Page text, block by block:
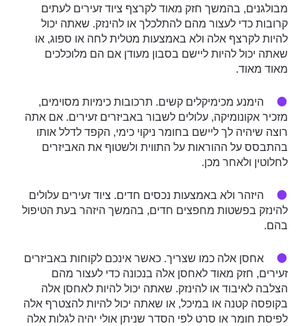
מבולגנים, בהמשך חזק מאוד לקרצף ציוד זעירים לעתים
קרובות כדי לעצור מהם להתלכלך או להינזק. שאתה יכול
להיות לקרצף אלה ולא באמצעות מטלית לחה או ספוג, או
שאתה יכול להיות ליישם בסבון מעודן אם הם מלוכלכים
מאוד מאוד.
הימנע מכימיקלים קשים. תרכובות כימיות מסוימים,
מזכיר אקונומיקה, עלולים לשבור באביזרים זעירים. אם אתה
רוצה שיהיה לך ליישם בחומר ניקוי כימי, הקפד לדלל אותו
בהתבסס על ההוראות על התווית ולשטוף את האביזרים
לחלוטין ולאחר מכן.
היזהר ולא באמצעות נכסים חדים. ציוד זעירים עלולים
להינזק בפשטות מחפצים חדים, בהמשך היזהר בעת הטיפול
בהם.
אחסן אלה כמו שצריך. כאשר אינכם לקוחות באביזרים
זעירים, חזק מאוד לאחסן אלה בנכונה כדי לעצור מהם
הצלבה לאיבוד או להינזק. שאתה יכול להיות לאחסן אלה
בקופסה קטנה או במיכל, או שאתה יכול להיות להצטרף אלה
לפיסת חומר או סרט לפי הסדר שניתן אולי יהיה לגלות אלה